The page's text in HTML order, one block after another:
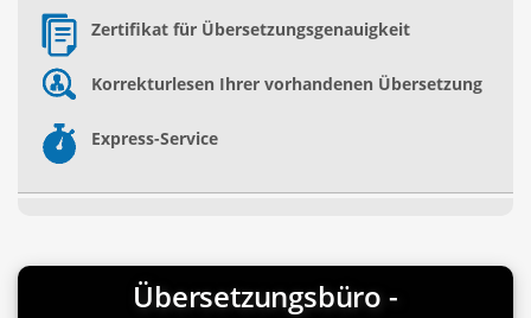
Zertifikat für Übersetzungsgenauigkeit
Korrekturlesen Ihrer vorhandenen Übersetzung
Express-Service
Übersetzungsbüro -